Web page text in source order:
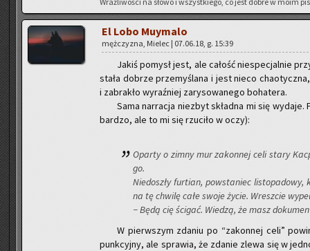
El Lobo Muy­ma­lo
męż­czy­zna, Mie­lec | 07.06.18, g. 15:39
Jakiś po­mysł jest, ale ca­łość nie­spe­cjal­nie
sta­ła do­brze prze­my­śla­na i jest nieco
i za­bra­kło wy­raź­niej za­ry­so­wa­ne­go bo­ha­te­ra.
Sama nar­ra­cja nie­zbyt skład­na mi się
bar­dzo, ale to mi się rzu­ci­ło w oczy):
Opar­ty o zimny mur za­kon­nej celi stary
go.
Nie­do­szły fur­tian, po­wsta­niec li­sto­pa­do­wy,
na tę chwi­lę całe swoje życie. Wresz­cie
− Będą cię ści­gać. Wie­dzą, że masz
W pierw­szym zda­niu po “za­kon­nej celi”
punk­cyj­ny, ale spra­wia, że zda­nie zlewa się w